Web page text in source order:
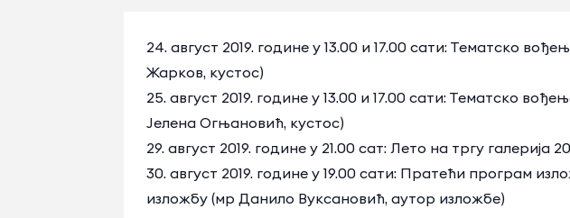
24. август 2019. године у 13.00 и 17.00 сати: Тематско
Жарков, кустос)
25. август 2019. године у 13.00 и 17.00 сати: Тематско
Јелена Огњановић, кустос)
29. август 2019. године у 21.00 сат: Лето на тргу
30. август 2019. године у 19.00 сати: Пратећи програм
изложбу (мр Данило Вуксановић, аутор изложбе)